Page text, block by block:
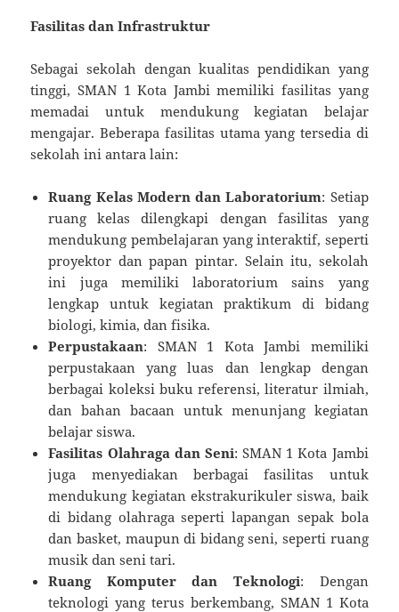
Fasilitas dan Infrastruktur
Sebagai sekolah dengan kualitas pendidikan yang
tinggi, SMAN 1 Kota Jambi memiliki fasilitas yang
memadai untuk mendukung kegiatan belajar
mengajar. Beberapa fasilitas utama yang tersedia di
sekolah ini antara lain:
Ruang Kelas Modern dan Laboratorium: Setiap
ruang kelas dilengkapi dengan fasilitas yang
mendukung pembelajaran yang interaktif, seperti
proyektor dan papan pintar. Selain itu, sekolah
ini juga memiliki laboratorium sains yang
lengkap untuk kegiatan praktikum di bidang
biologi, kimia, dan fisika.
Perpustakaan: SMAN 1 Kota Jambi memiliki
perpustakaan yang luas dan lengkap dengan
berbagai koleksi buku referensi, literatur ilmiah,
dan bahan bacaan untuk menunjang kegiatan
belajar siswa.
Fasilitas Olahraga dan Seni: SMAN 1 Kota Jambi
juga menyediakan berbagai fasilitas untuk
mendukung kegiatan ekstrakurikuler siswa, baik
di bidang olahraga seperti lapangan sepak bola
dan basket, maupun di bidang seni, seperti ruang
musik dan seni tari.
Ruang Komputer dan Teknologi: Dengan
teknologi yang terus berkembang, SMAN 1 Kota